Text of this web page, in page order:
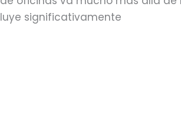
significativamente